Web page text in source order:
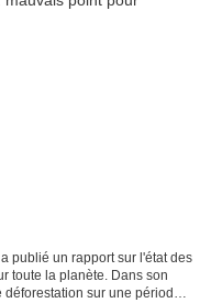
publié un rapport sur l'état des
toute la planète. Dans son
déforestation sur une période